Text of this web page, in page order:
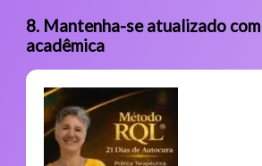
8. Mantenha-se atualizado
acadêmica